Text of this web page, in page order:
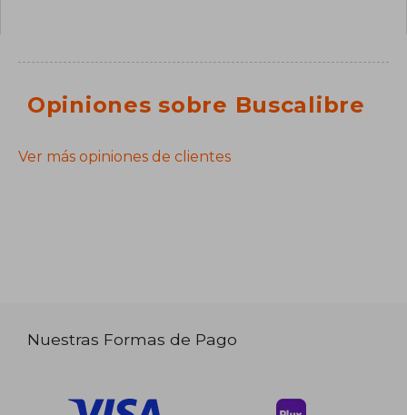
Opiniones sobre Buscalibre
Ver más opiniones de clientes
Nuestras Formas de Pago